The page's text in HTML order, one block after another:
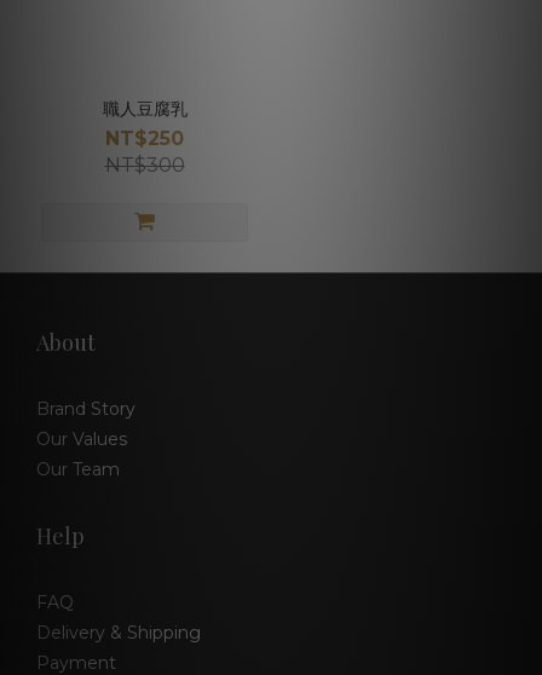
職人豆腐乳
NT$250
NT$300
About
Brand Story
Our Values
Our Team
Help
FAQ
Delivery & Shipping
Payment